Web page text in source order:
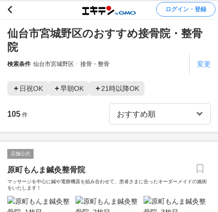
ログイン・登録
仙台市宮城野区のおすすめ接骨院・整骨
院
検索条件 仙台市宮城野区 接骨・整骨 変更
日祝OK 早朝OK 21時以降OK
105 件
店舗公式
原町もんま鍼灸整骨院
マッサージを中心に鍼や電療機器を組み合わせて、患者さまに合ったオーダーメイドの施術
をいたします！